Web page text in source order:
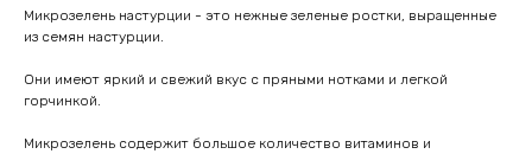
Микрозелень настурции - это нежные зеленые ростки, выращенные
из семян настурции.
Они имеют яркий и свежий вкус с пряными нотками и легкой
горчинкой.
Микрозелень содержит большое количество витаминов и